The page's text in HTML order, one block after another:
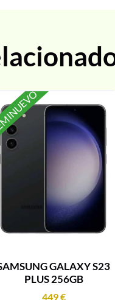
GALAXY S23
PLUS 256GB
449€